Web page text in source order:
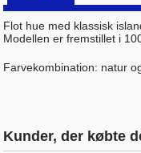
Flot hue med klassisk
Modellen er fremstillet i
Farvekombination: natur
Kunder, der købte